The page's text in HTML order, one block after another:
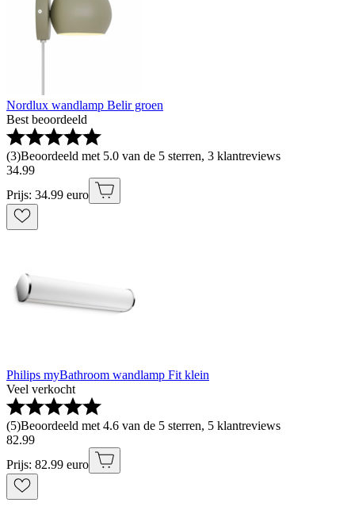
Nordlux wandlamp Belir groen
Best beoordeeld
(3)Beoordeeld met 5.0 van de 5 sterren, 3 klantreviews
34.99
Prijs: 34.99 euro
Philips myBathroom wandlamp Fit klein
Veel verkocht
(5)Beoordeeld met 4.6 van de 5 sterren, 5 klantreviews
82.99
Prijs: 82.99 euro